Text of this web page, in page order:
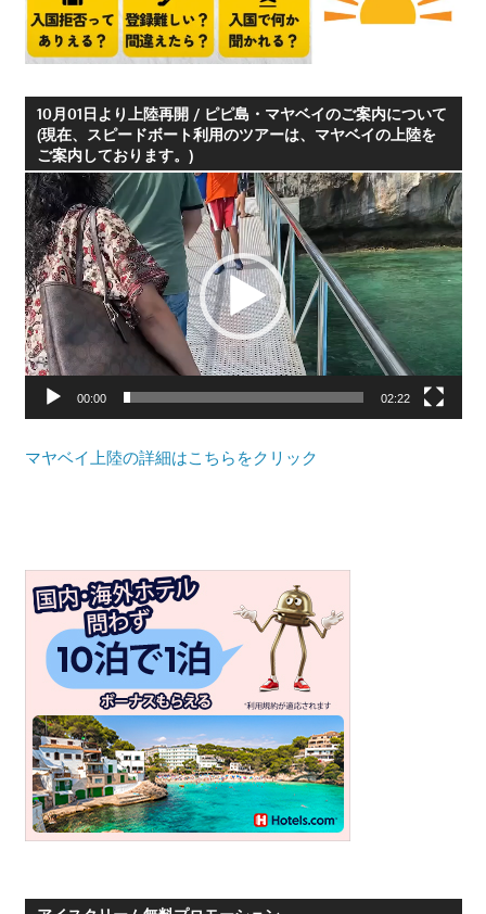
プ
ー
ッ
ト・
パ
ト
ン
ビ
ー
チ
よ
り
ま
10月01日より上陸再開 / ピピ島・マヤベイのご案内について
(現在、スピードボート利用のツアーは、マヤベイの上陸を
ご案内しております。)
動
画
プ
レ
ー
ヤ
ー
00:00 02:22
マヤベイ上陸の詳細はこちらをクリック